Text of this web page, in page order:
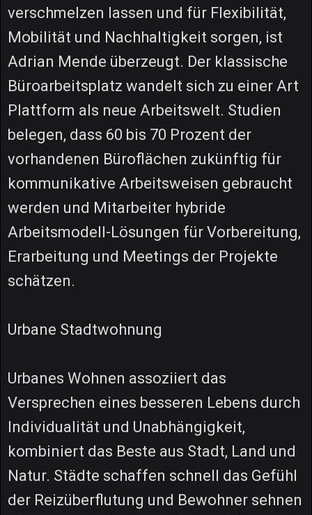
verschmelzen lassen und für Flexibilität,
Mobilität und Nachhaltigkeit sorgen, ist
Adrian Mende überzeugt. Der klassische
Büroarbeitsplatz wandelt sich zu einer Art
Plattform als neue Arbeitswelt. Studien
belegen, dass 60 bis 70 Prozent der
vorhandenen Büroflächen zukünftig für
kommunikative Arbeitsweisen gebraucht
werden und Mitarbeiter hybride
Arbeitsmodell-Lösungen für Vorbereitung,
Erarbeitung und Meetings der Projekte
schätzen.
Urbane Stadtwohnung
Urbanes Wohnen assoziiert das
Versprechen eines besseren Lebens durch
Individualität und Unabhängigkeit,
kombiniert das Beste aus Stadt, Land und
Natur. Städte schaffen schnell das Gefühl
der Reizüberflutung und Bewohner sehnen